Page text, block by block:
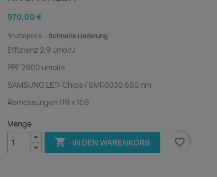
970,00 €
Bruttopreis Schnelle Lieferung
Effizienz 2,9 umol/J
PPF 2900 umol/s
SAMSUNG LED-Chips / SMD3030 660 nm
Abmessungen 119 x 109
Menge
 IN DEN WARENKORB favorite_border